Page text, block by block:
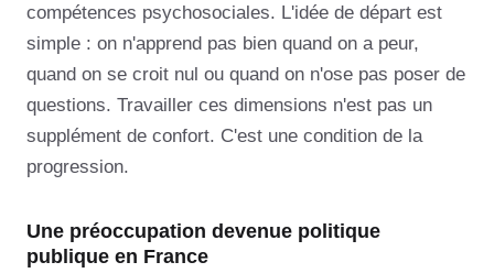
compétences psychosociales. L'idée de départ est
simple : on n'apprend pas bien quand on a peur,
quand on se croit nul ou quand on n'ose pas poser de
questions. Travailler ces dimensions n'est pas un
supplément de confort. C'est une condition de la
progression.
Une préoccupation devenue politique
publique en France